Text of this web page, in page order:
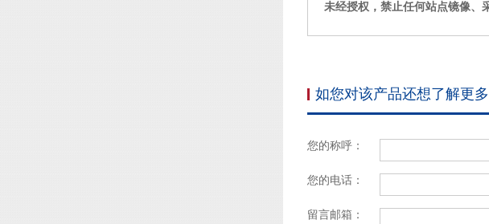
未经授权，禁止任何站点镜像、
如您对该产品还想了解更
您的称呼：
您的电话：
留言邮箱：